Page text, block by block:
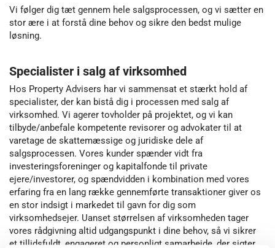
Vi følger dig tæt gennem hele salgsprocessen, og vi sætter en
stor ære i at forstå dine behov og sikre den bedst mulige
løsning.
Specialister i salg af virksomhed
Hos Property Advisers har vi sammensat et stærkt hold af
specialister, der kan bistå dig i processen med salg af
virksomhed. Vi agerer tovholder på projektet, og vi kan
tilbyde/anbefale kompetente revisorer og advokater til at
varetage de skattemæssige og juridiske dele af
salgsprocessen. Vores kunder spænder vidt fra
investeringsforeninger og kapitalfonde til private
ejere/investorer, og spændvidden i kombination med vores
erfaring fra en lang række gennemførte transaktioner giver os
en stor indsigt i markedet til gavn for dig som
virksomhedsejer. Uanset størrelsen af virksomheden tager
vores rådgivning altid udgangspunkt i dine behov, så vi sikrer
et tillidsfuldt, engageret og personligt samarbejde, der sigter